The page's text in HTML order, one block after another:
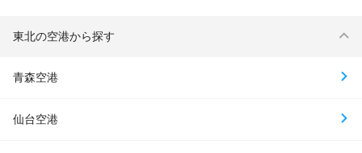
東北の空港から探す
青森空港
仙台空港